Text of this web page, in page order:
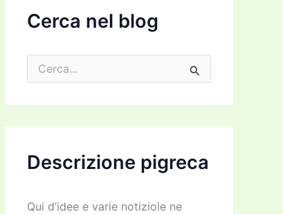
Cerca nel blog
c
:
Descrizione pigreca
Qui d’idee e varie notiziole ne